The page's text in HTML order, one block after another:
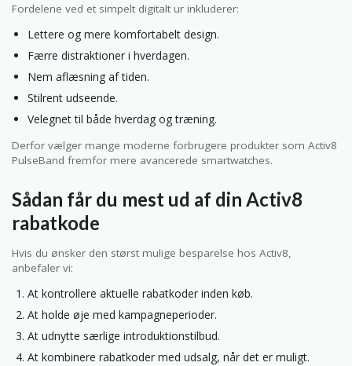
Fordelene ved et simpelt digitalt ur inkluderer:
Lettere og mere komfortabelt design.
Færre distraktioner i hverdagen.
Nem aflæsning af tiden.
Stilrent udseende.
Velegnet til både hverdag og træning.
Derfor vælger mange moderne forbrugere produkter som Activ8
PulseBand fremfor mere avancerede smartwatches.
Sådan får du mest ud af din Activ8
rabatkode
Hvis du ønsker den størst mulige besparelse hos Activ8,
anbefaler vi:
At kontrollere aktuelle rabatkoder inden køb.
At holde øje med kampagneperioder.
At udnytte særlige introduktionstilbud.
At kombinere rabatkoder med udsalg, når det er muligt.